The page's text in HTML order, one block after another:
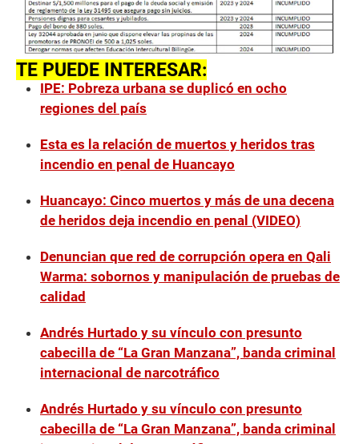
TE PUEDE INTERESAR:
IPE: Pobreza urbana se duplicó en ocho
regiones del país
Esta es la relación de muertos y heridos tras
incendio en penal de Huancayo
Huancayo: Cinco muertos y más de una decena
de heridos deja incendio en penal (VIDEO)
Denuncian que red de corrupción opera en Qali
Warma: sobornos y manipulación de pruebas de
calidad
Andrés Hurtado y su vínculo con presunto
cabecilla de “La Gran Manzana”, banda criminal
internacional de narcotráfico
Andrés Hurtado y su vínculo con presunto
cabecilla de “La Gran Manzana”, banda criminal